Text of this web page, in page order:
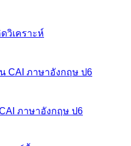
วิเคราะห์
ภาษาอังกฤษ ป6